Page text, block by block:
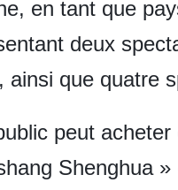
en tant que
deux
ainsi que quatre
peut
Shenghua